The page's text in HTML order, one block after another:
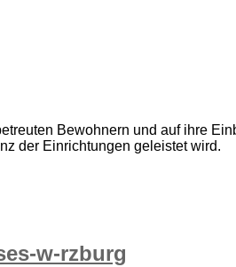
Bewohnern und auf ihre
der Einrichtungen geleistet wird.
w-rzburg